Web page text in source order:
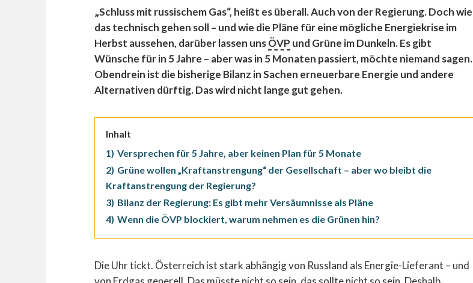
„Schluss mit russischem Gas“, heißt es überall. Auch von der Regierung. Doch wie
das technisch gehen soll – und wie die Pläne für eine mögliche Energiekrise im
Herbst aussehen, darüber lassen unsÖVP und Grüne im Dunkeln. Es gibt
Wünsche für in 5 Jahre – aber was in 5 Monaten passiert, möchte niemand sagen.
Obendrein ist die bisherige Bilanz in Sachen erneuerbare Energie und andere
Alternativen dürftig. Das wird nicht lange gut gehen.
Inhalt
1) Versprechen für 5 Jahre, aber keinen Plan für 5 Monate
2) Grüne wollen „Kraftanstrengung“ der Gesellschaft – aber wo bleibt die
Kraftanstrengung der Regierung?
3) Bilanz der Regierung: Es gibt mehr Versäumnisse als Pläne
4) Wenn die ÖVP blockiert, warum nehmen es die Grünen hin?
Die Uhr tickt. Österreich ist stark abhängig von Russland als Energie-Lieferant – und